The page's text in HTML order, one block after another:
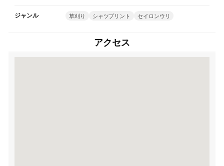
ジャンル 草刈り シャツプリント セイロンウリ
アクセス